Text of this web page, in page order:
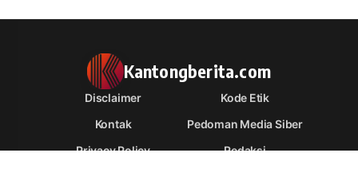
Kantongberita.com
Disclaimer
Kode Etik
Kontak
Pedoman Media Siber
Privacy Policy
Redaksi